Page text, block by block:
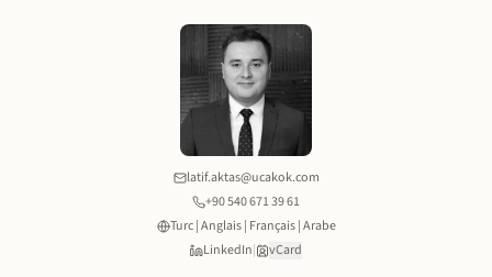
latif.aktas@ucakok.com
+90 540 671 39 61
Turc | Anglais | Français | Arabe
LinkedIn| vCard